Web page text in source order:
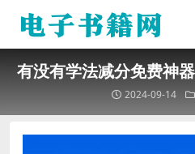
有没有学法减分免费神
2024-09-14